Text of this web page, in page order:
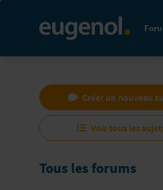
Créer un nouveau
Voir tous les
Tous les forums